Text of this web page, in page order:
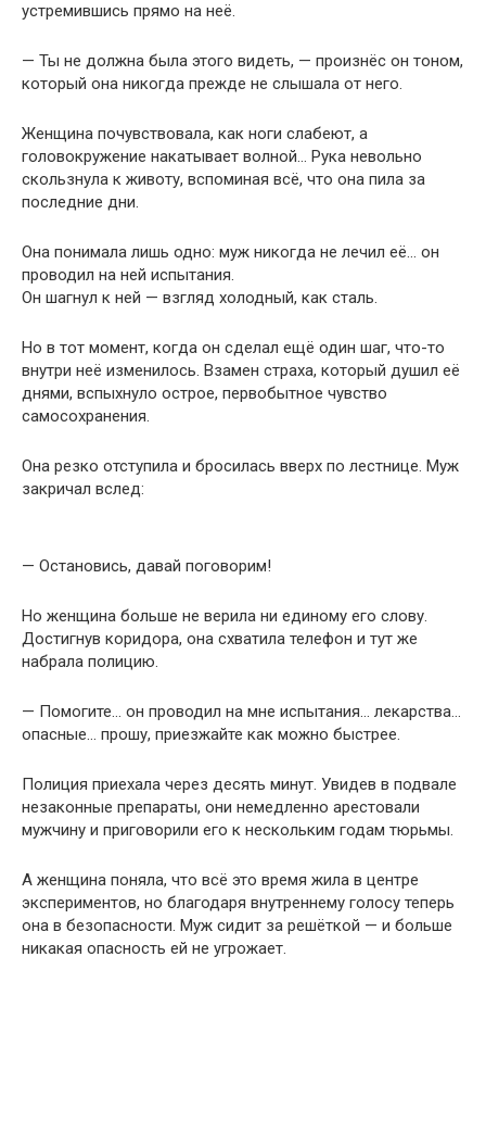
устремившись прямо на неё.
— Ты не должна была этого видеть, — произнёс он тоном,
который она никогда прежде не слышала от него.
Женщина почувствовала, как ноги слабеют, а
головокружение накатывает волной… Рука невольно
скользнула к животу, вспоминая всё, что она пила за
последние дни.
Она понимала лишь одно: муж никогда не лечил её… он
проводил на ней испытания.
Он шагнул к ней — взгляд холодный, как сталь.
Но в тот момент, когда он сделал ещё один шаг, что-то
внутри неё изменилось. Взамен страха, который душил её
днями, вспыхнуло острое, первобытное чувство
самосохранения.
Она резко отступила и бросилась вверх по лестнице. Муж
закричал вслед:
— Остановись, давай поговорим!
Но женщина больше не верила ни единому его слову.
Достигнув коридора, она схватила телефон и тут же
набрала полицию.
— Помогите… он проводил на мне испытания… лекарства…
опасные… прошу, приезжайте как можно быстрее.
Полиция приехала через десять минут. Увидев в подвале
незаконные препараты, они немедленно арестовали
мужчину и приговорили его к нескольким годам тюрьмы.
А женщина поняла, что всё это время жила в центре
экспериментов, но благодаря внутреннему голосу теперь
она в безопасности. Муж сидит за решёткой — и больше
никакая опасность ей не угрожает.